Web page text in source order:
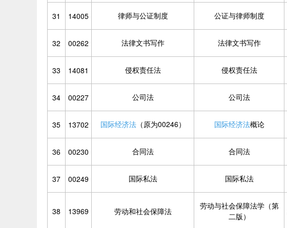
31 14005 律师与公证制度 公证与律师制度
32 00262 法律文书写作 法律文书写作
33 14081 侵权责任法 侵权责任法
34 00227 公司法 公司法
35 13702 国际经济法（原为00246） 国际经济法概论
36 00230 合同法 合同法
37 00249 国际私法 国际私法
38 13969 劳动和社会保障法
劳动与社会保障法学（第
二版）